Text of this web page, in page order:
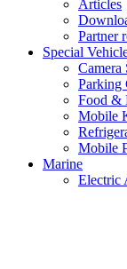
Articles
Partner
Special
Camera
Parking
Food &
Mobile
Mobile
Marine
Electric